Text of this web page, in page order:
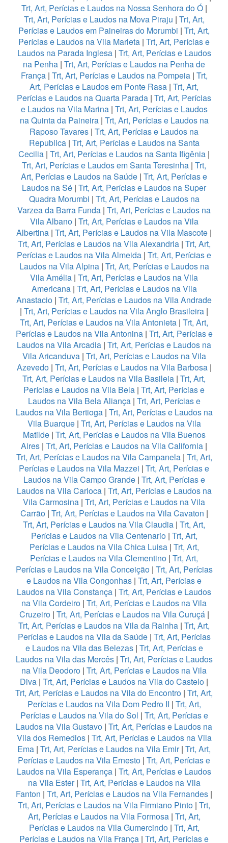
Trt, Art, Perícias e Laudos na Nossa Senhora do Ó|
Trt, Art, Perícias e Laudos na Mova Piraju | Trt, Art,
Perícias e Laudos em Paineiras do Morumbi | Trt, Art,
Perícias e Laudos na Vila Marieta | Trt, Art, Perícias e
Laudos na Parada Inglesa | Trt, Art, Perícias e Laudos
na Penha | Trt, Art, Perícias e Laudos na Penha de
França | Trt, Art, Perícias e Laudos na Pompeia| Trt,
Art, Perícias e Laudos em Ponte Rasa | Trt, Art,
Perícias e Laudos na Quarta Parada | Trt, Art, Perícias
e Laudos na Vila Marina| Trt, Art, Perícias e Laudos
na Quinta da Paineira| Trt, Art, Perícias e Laudos na
Raposo Tavares | Trt, Art, Perícias e Laudos na
Republica| Trt, Art, Perícias e Laudos na Santa
Cecilia | Trt, Art, Perícias e Laudos na Santa Ifigênia |
Trt, Art, Perícias e Laudos em Santa Teresinha | Trt,
Art, Perícias e Laudos na Saúde | Trt, Art, Perícias e
Laudos na Sé | Trt, Art, Perícias e Laudos na Super
Quadra Morumbi | Trt, Art, Perícias e Laudos na
Varzea da Barra Funda | Trt, Art, Perícias e Laudos na
Vila Albano| Trt, Art, Perícias e Laudos na Vila
Albertina | Trt, Art, Perícias e Laudos na Vila Mascote |
Trt, Art, Perícias e Laudos na Vila Alexandria| Trt, Art,
Perícias e Laudos na Vila Almeida | Trt, Art, Perícias e
Laudos na Vila Alpina | Trt, Art, Perícias e Laudos na
Vila Amélia | Trt, Art, Perícias e Laudos na Vila
Americana| Trt, Art, Perícias e Laudos na Vila
Anastacio | Trt, Art, Perícias e Laudos na Vila Andrade
| Trt, Art, Perícias e Laudos na Vila Anglo Brasileira |
Trt, Art, Perícias e Laudos na Vila Antonieta | Trt, Art,
Perícias e Laudos na Vila Antonina| Trt, Art, Perícias e
Laudos na Vila Arcadia | Trt, Art, Perícias e Laudos na
Vila Aricanduva| Trt, Art, Perícias e Laudos na Vila
Azevedo| Trt, Art, Perícias e Laudos na Vila Barbosa|
Trt, Art, Perícias e Laudos na Vila Basileia | Trt, Art,
Perícias e Laudos na Vila Bela | Trt, Art, Perícias e
Laudos na Vila Bela Aliança| Trt, Art, Perícias e
Laudos na Vila Bertioga| Trt, Art, Perícias e Laudos na
Vila Buarque| Trt, Art, Perícias e Laudos na Vila
Matilde| Trt, Art, Perícias e Laudos na Vila Buenos
Aires | Trt, Art, Perícias e Laudos na Vila California |
Trt, Art, Perícias e Laudos na Vila Campanela| Trt, Art,
Perícias e Laudos na Vila Mazzei | Trt, Art, Perícias e
Laudos na Vila Campo Grande| Trt, Art, Perícias e
Laudos na Vila Carioca| Trt, Art, Perícias e Laudos na
Vila Carmosina | Trt, Art, Perícias e Laudos na Vila
Carrão| Trt, Art, Perícias e Laudos na Vila Cavaton |
Trt, Art, Perícias e Laudos na Vila Claudia | Trt, Art,
Perícias e Laudos na Vila Centenario| Trt, Art,
Perícias e Laudos na Vila Chica Luisa | Trt, Art,
Perícias e Laudos na Vila Clementino | Trt, Art,
Perícias e Laudos na Vila Conceição| Trt, Art, Perícias
e Laudos na Vila Congonhas | Trt, Art, Perícias e
Laudos na Vila Constança | Trt, Art, Perícias e Laudos
na Vila Cordeiro | Trt, Art, Perícias e Laudos na Vila
Cruzeiro | Trt, Art, Perícias e Laudos na Vila Curuçá |
Trt, Art, Perícias e Laudos na Vila da Rainha | Trt, Art,
Perícias e Laudos na Vila da Saúde| Trt, Art, Perícias
e Laudos na Vila das Belezas| Trt, Art, Perícias e
Laudos na Vila das Mercês| Trt, Art, Perícias e Laudos
na Vila Deodoro | Trt, Art, Perícias e Laudos na Vila
Diva | Trt, Art, Perícias e Laudos na Vila do Castelo |
Trt, Art, Perícias e Laudos na Vila do Encontro | Trt, Art,
Perícias e Laudos na Vila Dom Pedro II | Trt, Art,
Perícias e Laudos na Vila do Sol | Trt, Art, Perícias e
Laudos na Vila Gustavo | Trt, Art, Perícias e Laudos na
Vila dos Remedios| Trt, Art, Perícias e Laudos na Vila
Ema | Trt, Art, Perícias e Laudos na Vila Emir| Trt, Art,
Perícias e Laudos na Vila Ernesto | Trt, Art, Perícias e
Laudos na Vila Esperança | Trt, Art, Perícias e Laudos
na Vila Ester| Trt, Art, Perícias e Laudos na Vila
Fanton | Trt, Art, Perícias e Laudos na Vila Fernandes |
Trt, Art, Perícias e Laudos na Vila Firmiano Pinto | Trt,
Art, Perícias e Laudos na Vila Formosa| Trt, Art,
Perícias e Laudos na Vila Gumercindo| Trt, Art,
Perícias e Laudos na Vila França | Trt, Art, Perícias e